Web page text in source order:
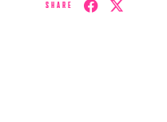
SHARE